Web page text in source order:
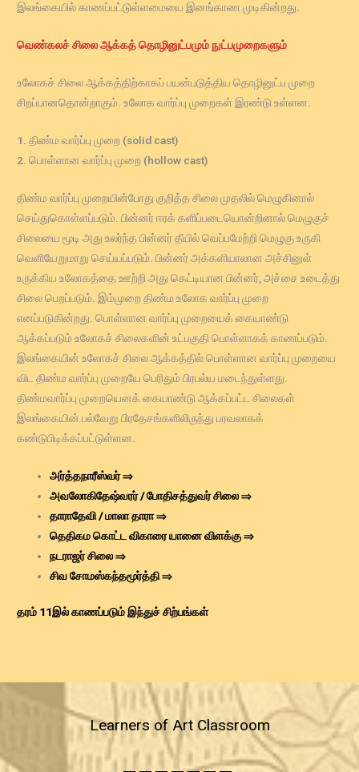
இலங்கையில் காணப்பட்டுள்ளமையை இனங்காண முடிகின்றது.
வெண்கலச் சிலை ஆக்கத் தொழினுட்பமும் நுட்பமுறைகளும்
உலோகச் சிலை ஆக்கத்திற்காகப் பயன்படுத்திய தொழினுட்ப முறை
சிறப்பானதொன்றாகும். உலோக வார்ப்பு முறைகள் இரண்டு உள்ளன.
1. திண்ம வார்ப்பு முறை (solid cast)
2. பொள்ளான வார்ப்பு முறை (hollow cast)
திண்ம வார்ப்பு முறையின்போது குறித்த சிலை முதலில் மெழுகினால்
செய்துகொள்ளப்படும். பின்னர் ஈரக் களிப்படையொன்றினால் மெழுகுச்
சிலையை மூடி அது உலர்ந்த பின்னர் தீயில் வெப்பமேற்றி மெழுகு உருகி
வெளியேறுமாறு செய்யப்படும். பின்னர் அக்களியாலான அச்சினுள்
உருக்கிய உலோகத்தை ஊற்றி அது கெட்டியான பின்னர், அச்சை உடைத்து
சிலை பெறப்படும். இம்முறை திண்ம உலோக வார்ப்பு முறை
எனப்படுகின்றது. பொள்ளான வார்ப்பு முறையைக் கையாண்டு
ஆக்கப்படும் உலோகச் சிலைகளின் உட்பகுதி பொள்ளாகக் காணப்படும்.
இலங்கையின் உலோகச் சிலை ஆக்கத்தில் பொள்ளான வார்ப்பு முறையை
விட திண்ம வார்ப்பு முறையே பெரிதும் பிரபல்ய மடைந்துள்ளது.
திண்மவார்ப்பு முறையெனக் கையாண்டு ஆக்கப்பட்ட சிலைகள்
இலங்கையின் பல்வேறு பிரதேசங்களிலிருந்து பரவலாகக்
கண்டுபிடிக்கப்பட்டுள்ளன.
அர்த்தநாரீஸ்வர்⇒
அவலோகிதேஷ்வரர் / போதிசத்துவர் சிலை⇒
தாராதேவி / மாலா தாரா⇒
தெதிகம கொட்ட விகாரை யானை விளக்கு⇒
நடராஜர் சிலை⇒
சிவ சோமஸ்கந்தமூர்த்தி⇒
தரம் 11இல் காணப்படும் இந்துச் சிற்பங்கள்
Learners of Art Classroom